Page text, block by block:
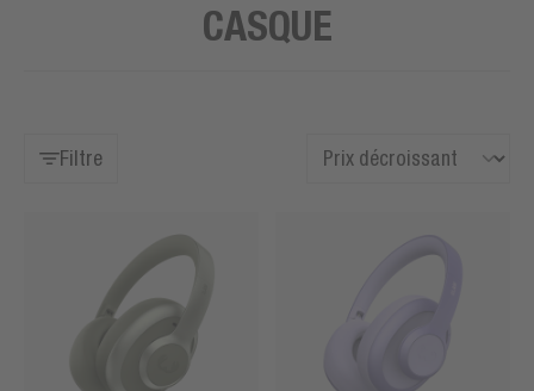
CASQUE
Filtre